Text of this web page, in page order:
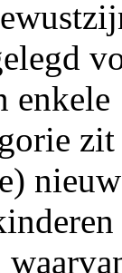
enkele